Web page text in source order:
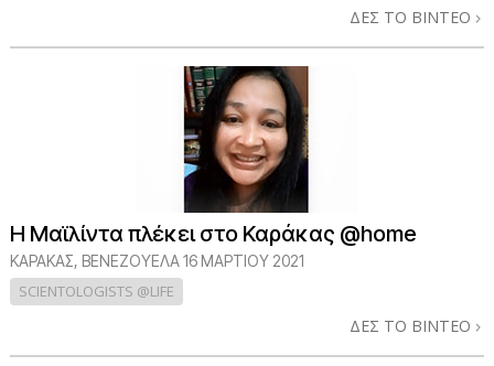
ΔΕΣ ΤΟ ΒΙΝΤΕΟ
Η Μαϊλίντα πλέκει στο Καράκας @home
ΚΑΡΑΚΑΣ, ΒΕΝΕΖΟΥΕΛΑ16 ΜΑΡΤΙΟΥ 2021
SCIENTOLOGISTS @LIFE
ΔΕΣ ΤΟ ΒΙΝΤΕΟ